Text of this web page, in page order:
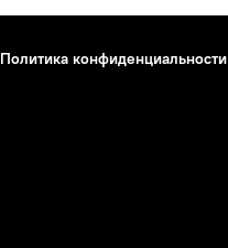
Политика конфиденциальности